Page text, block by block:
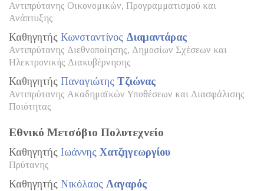
Αντιπρύτανης Οικονομικών, Προγραμματισμού και
Ανάπτυξης
Καθηγητής Κωνσταντίνος Διαμαντάρας
Αντιπρύτανης Διεθνοποίησης, Δημοσίων Σχέσεων και
Ηλεκτρονικής Διακυβέρνησης
Καθηγητής Παναγιώτης Τζιώνας
Αντιπρύτανης Ακαδημαϊκών Υποθέσεων και Διασφάλισης
Ποιότητας
Εθνικό Μετσόβιο Πολυτεχνείο
Καθηγητής Ιωάννης Χατζηγεωργίου
Πρύτανης
Καθηγητής Νικόλαος Λαγαρός